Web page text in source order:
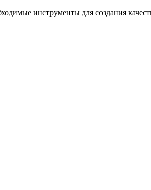
инструменты для создания